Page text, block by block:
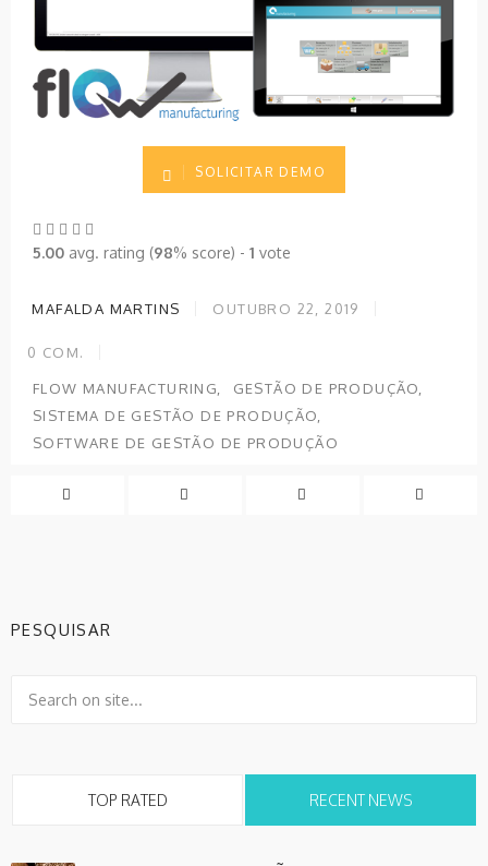
SOLICITAR DEMO
5.00 avg. rating (98% score) - 1 vote
MAFALDA MARTINS OUTUBRO 22, 2019
0 COM.
FLOW MANUFACTURING
GESTÃO DE PRODUÇÃO
SISTEMA DE GESTÃO DE PRODUÇÃO
SOFTWARE DE GESTÃO DE PRODUÇÃO
PESQUISAR
TOP RATED RECENT NEWS